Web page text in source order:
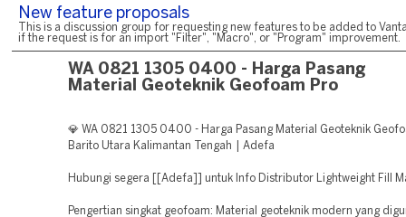
New feature proposals
This is a discussion group for requesting new features to be added to
if the request is for an import "Filter", "Macro", or "Program" improvement.
WA 0821 1305 0400 - Harga Pasang
Material Geoteknik Geofoam Pro
💎 WA 0821 1305 0400 - Harga Pasang Material Geoteknik
Barito Utara Kalimantan Tengah | Adefa
Hubungi segera [[Adefa]] untuk Info Distributor Lightweight Fill
Pengertian singkat geofoam: Material geoteknik modern yang